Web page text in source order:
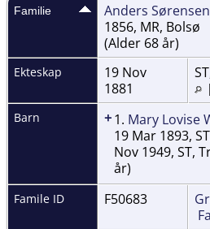
Familie Anders
1856, MR, Bolsø
(Alder 68 år)
Ekteskap
19 Nov
1881
Barn +1. Mary Lovise
19 Mar 1893,
Nov 1949, ST,
år)
Famile ID F50683